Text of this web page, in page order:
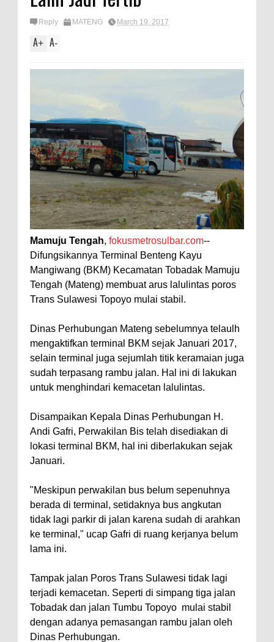
Reply MATENG March 19, 2017
A+ A-
Mamuju Tengah, fokusmetrosulbar.com--
Difungsikannya Terminal Benteng Kayu
Mangiwang (BKM) Kecamatan Tobadak Mamuju
Tengah (Mateng) membuat arus lalulintas poros
Trans Sulawesi Topoyo mulai stabil.
Dinas Perhubungan Mateng sebelumnya telaulh
mengaktifkan terminal BKM sejak Januari 2017,
selain terminal juga sejumlah titik keramaian juga
sudah terpasang rambu jalan. Hal ini di lakukan
untuk menghindari kemacetan lalulintas.
Disampaikan Kepala Dinas Perhubungan H.
Andi Gafri, Perwakilan Bis telah disediakan di
lokasi terminal BKM, hal ini diberlakukan sejak
Januari.
"Meskipun perwakilan bus belum sepenuhnya
berada di terminal, setidaknya bus angkutan
tidak lagi parkir di jalan karena sudah di arahkan
ke terminal," ucap Gafri di ruang kerjanya belum
lama ini.
Tampak jalan Poros Trans Sulawesi tidak lagi
terjadi kemacetan. Seperti di simpang tiga jalan
Tobadak dan jalan Tumbu Topoyo mulai stabil
dengan adanya pemasangan rambu jalan oleh
Dinas Perhubungan.